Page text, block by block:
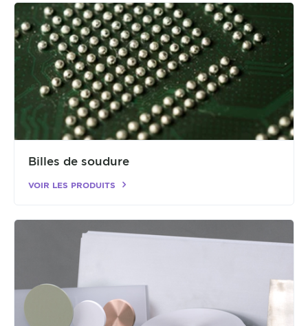
Billes de soudure
VOIR LES PRODUITS